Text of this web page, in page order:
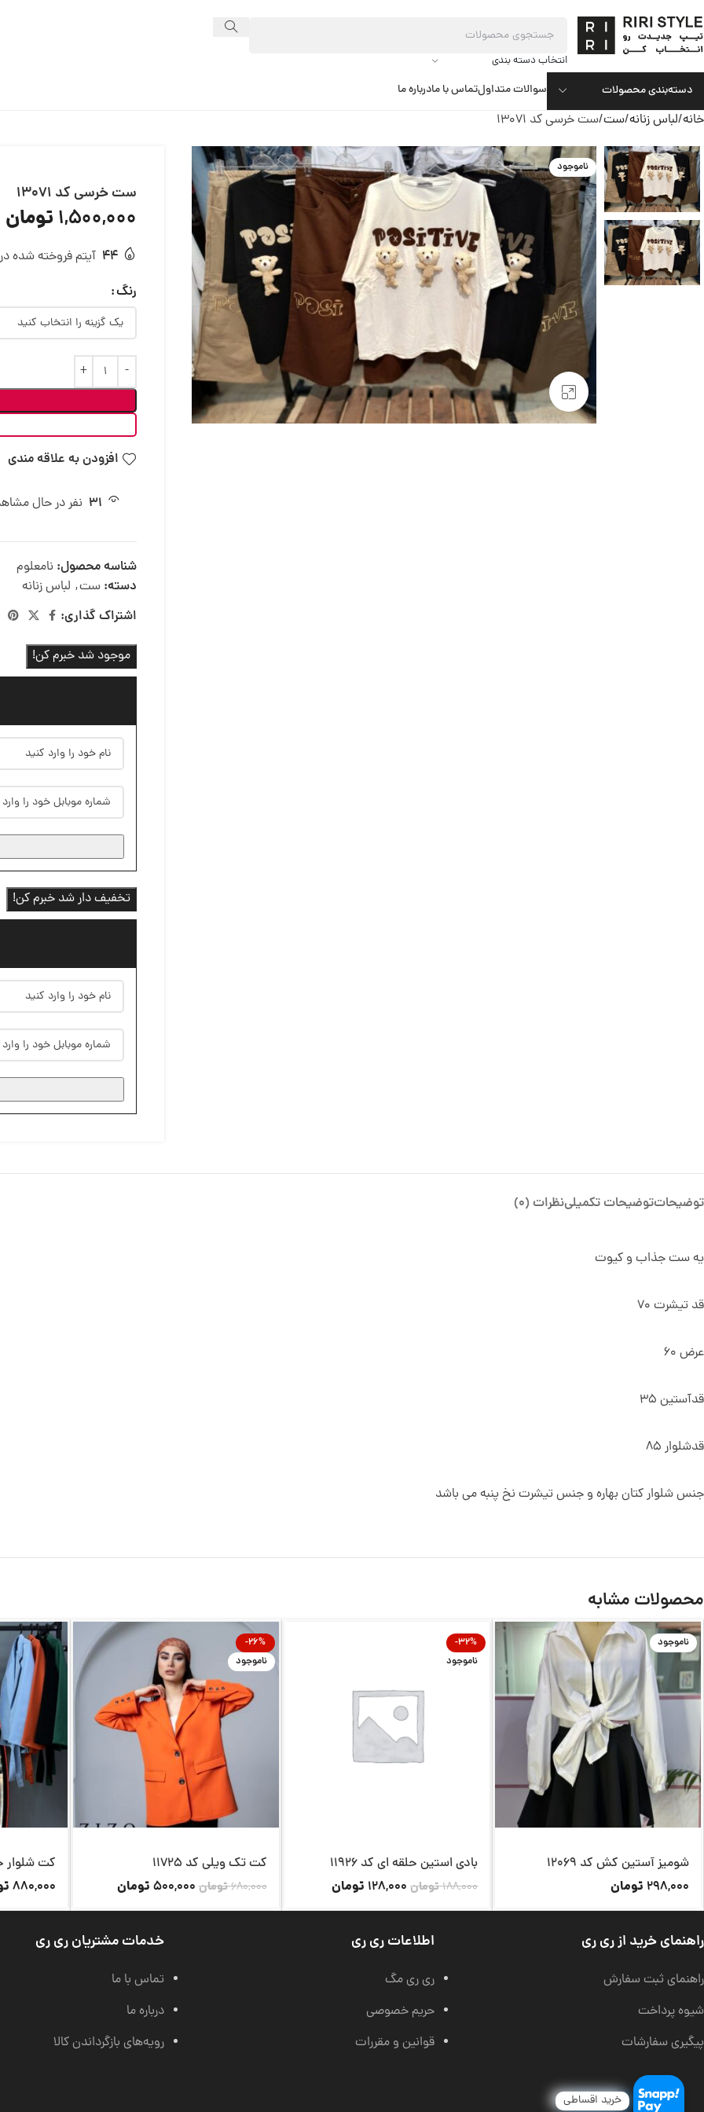
انتخاب دسته بندی
دسته‌بندی محصولات سوالات متداولتماس با مادرباره ما
خانه لباس زنانه ست ست خرسی کد 13071
ناموجود
بزرگنمایی تصویر
ست خرسی کد 13071
1,500,000 تومان
44 آیتم فروخته شده در 24
رنگ
افزودن به علاقه مندی
31 نفر در حال
شناسه محصول: نامعلوم
دسته: ست, لباس زنانه
اشتراک گذاری:
موجود شد خبرم کن!
تخفیف دار شد خبرم کن!
توضیحاتتوضیحات تکمیلینظرات (0)
یه ست جذاب و کیوت
قد تیشرت 70
عرض 60
قدآستین 35
قدشلوار 85
جنس شلوار کتان بهاره و جنس تیشرت نخ پنبه می باشد
محصولات مشابه
ناموجود
شومیز آستین کش کد 12069
298,000 تومان
-32%
ناموجود
بادی استین حلقه ای کد 11926
188,000تومان 128,000 تومان
-26%
ناموجود
کت تک ویلی کد 11725
680,000تومان 500,000 تومان
کت شلوار
880,000
راهنمای خرید از ری ری
راهنمای ثبت سفارش
شیوه پرداخت
پیگیری سفارشات
اطلاعات ری ری
ری ری مگ
حریم خصوصی
قوانین و مقررات
خدمات مشتریان ری ری
تماس با ما
درباره ما
رویه‌های بازگرداندن کالا
خرید اقساطی